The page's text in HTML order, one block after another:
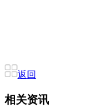
返回
相关资讯